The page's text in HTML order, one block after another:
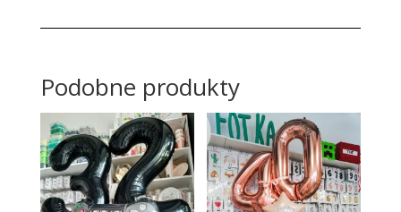
Podobne produkty